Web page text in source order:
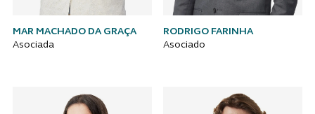
MAR MACHADO DA GRAÇA
Asociada
RODRIGO FARINHA
Asociado